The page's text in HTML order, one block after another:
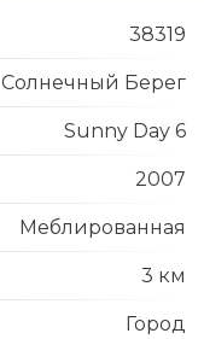
38319
Солнечный Берег
Sunny Day 6
2007
Меблированная
3 км
Город